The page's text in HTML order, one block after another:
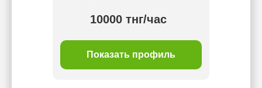
10000 тнг/час
Показать профиль